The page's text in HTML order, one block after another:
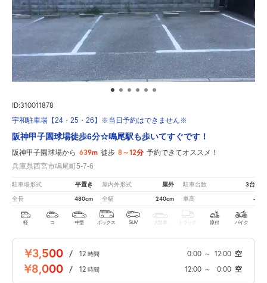
ID:310011878
宇和駐車場【24・25・26】※当日予約はできません※
阪神甲子園球場徒歩6分☆鳴尾駅も歩いてすぐです！
阪神甲子園球場から 639m 徒歩 8～12分 予約できてオススメ！
兵庫県西宮市鳴尾町5-7-6
駐車場形式 平置き 屋内外形式 屋外 駐車台数 3台
全長 480cm 全幅 240cm 車高 -
軽 コ 中型 ボックス SUV 大型車 トラック 原付 バイク
¥3,500 / 12 時間 0:00 ～ 12:00 空
¥8,000 / 12 時間 12:00 ～ 0:00 空